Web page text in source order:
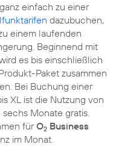
einfach zu einer
dazubuchen,
einem laufenden
Beginnend mit
es bis einschließlich
Paket zusammen
Bei Buchung einer
XL ist die Nutzung von
Monate gratis.
fürO2 Business
im Monat.